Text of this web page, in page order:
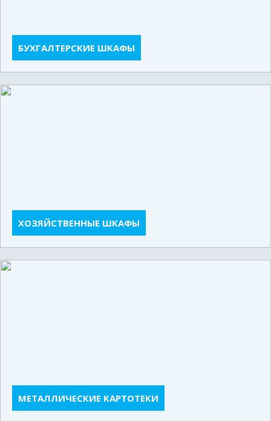
БУХГАЛТЕРСКИЕ ШКАФЫ
ХОЗЯЙСТВЕННЫЕ ШКАФЫ
МЕТАЛЛИЧЕСКИЕ КАРТОТЕКИ